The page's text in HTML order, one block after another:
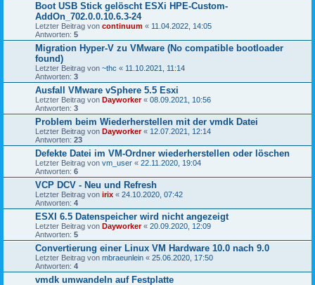
Boot USB Stick gelöscht ESXi HPE-Custom-
AddOn_702.0.0.10.6.3-24
Letzter Beitrag von continuum « 11.04.2022, 14:05
Antworten: 5
Migration Hyper-V zu VMware (No compatible bootloader
found)
Letzter Beitrag von ~thc « 11.10.2021, 11:14
Antworten: 3
Ausfall VMware vSphere 5.5 Esxi
Letzter Beitrag von Dayworker« 08.09.2021, 10:56
Antworten: 3
Problem beim Wiederherstellen mit der vmdk Datei
Letzter Beitrag von Dayworker« 12.07.2021, 12:14
Antworten: 23
Defekte Datei im VM-Ordner wiederherstellen oder löschen
Letzter Beitrag von vm_user « 22.11.2020, 19:04
Antworten: 6
VCP DCV - Neu und Refresh
Letzter Beitrag von irix « 24.10.2020, 07:42
Antworten: 4
ESXI 6.5 Datenspeicher wird nicht angezeigt
Letzter Beitrag von Dayworker« 20.09.2020, 12:09
Antworten: 5
Convertierung einer Linux VM Hardware 10.0 nach 9.0
Letzter Beitrag von mbraeunlein « 25.06.2020, 17:50
Antworten: 4
vmdk umwandeln auf Festplatte